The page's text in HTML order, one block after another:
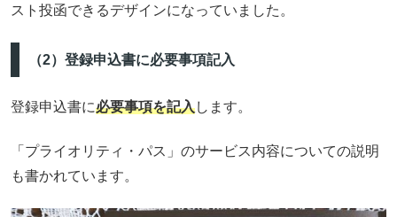
スト投函できるデザインになっていました。
（2）登録申込書に必要事項記入
登録申込書に必要事項を記入します。
「プライオリティ・パス」のサービス内容についての説明
も書かれています。